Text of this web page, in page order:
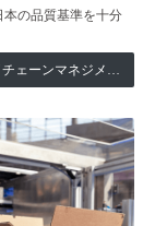
の品質基準を十分
サプライチェーンマネジメント